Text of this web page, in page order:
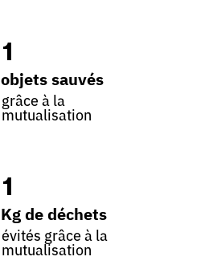
1
objets sauvés
grâce à la
mutualisation
1
Kg de déchets
évités grâce à la
mutualisation